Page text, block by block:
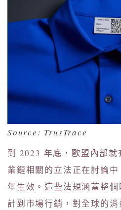
Source: TrusTrace
到 2023 年底，歐盟內部
業鏈相關的立法正在討論
年生效。這些法規涵蓋整
計到市場行銷，對全球的